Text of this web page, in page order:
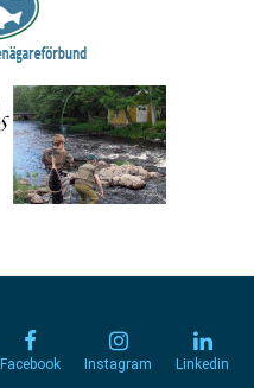
Facebook Instagram Linkedin